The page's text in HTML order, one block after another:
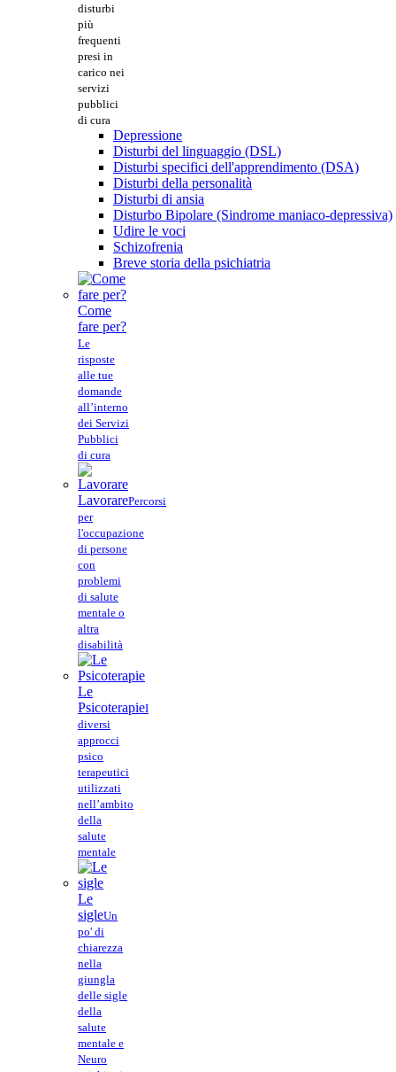
disturbi
più
frequenti
presi in
carico nei
servizi
pubblici
di cura
Depressione
Disturbi del linguaggio (DSL)
Disturbi specifici dell'apprendimento (DSA)
Disturbi della personalità
Disturbi di ansia
Disturbo Bipolare (Sindrome maniaco-depressiva)
Udire le voci
Schizofrenia
Breve storia della psichiatria
Come
fare per?
Le
risposte
alle tue
domande
all’interno
dei Servizi
Pubblici
di cura
LavorarePercorsi
per
l'occupazione
di persone
con
problemi
di salute
mentale o
altra
disabilità
Le
PsicoterapieI
diversi
approcci
psico
terapeutici
utilizzati
nell’ambito
della
salute
mentale
Le
sigleUn
po' di
chiarezza
nella
giungla
delle sigle
della
salute
mentale e
Neuro